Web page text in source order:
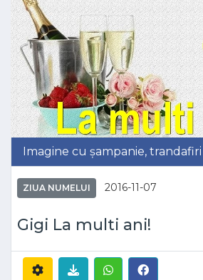
Imagine cu șampanie,
ZIUA NUMELUI 2016-11-07
Gigi La multi ani!